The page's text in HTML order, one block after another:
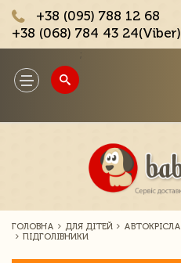
+38 (095) 788 12 68
+38 (068) 784 43 24(Viber)
Toggle
navigation
ГОЛОВНА ДЛЯ ДІТЕЙ АВТОКРІСЛА
ПІДГОЛІВНИКИ